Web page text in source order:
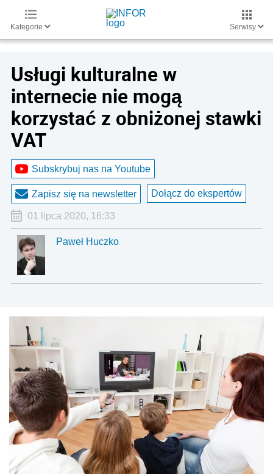
Kategorie Serwisy
Usługi kulturalne w
internecie nie mogą
korzystać z obniżonej stawki
VAT
Subskrybuj nas na Youtube
Zapisz się na newsletter Dołącz do ekspertów
01 lipca 2020, 16:33
Paweł Huczko